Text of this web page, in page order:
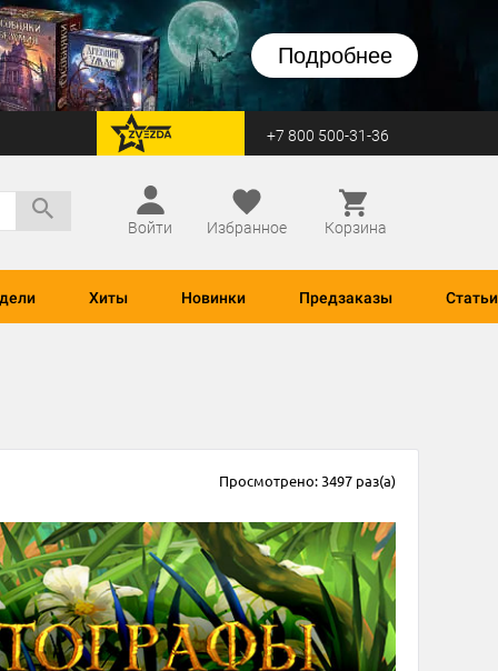
Подробнее
перейти на Zvezda +7 800 500-31-36
Войти
Избранное Корзина
Хиты Новинки Предзаказы Статьи
Просмотрено: 3497 раз(а)